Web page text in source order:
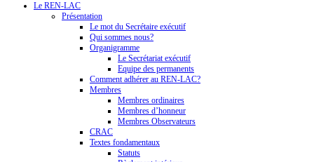
Le REN-LAC
Présentation
Le mot du Secrétaire exécutif
Qui sommes nous?
Organigramme
Le Secrétariat exécutif
Equipe des permanents
Comment adhérer au REN-LAC?
Membres
Membres ordinaires
Membres d’honneur
Membres Observateurs
CRAC
Textes fondamentaux
Statuts